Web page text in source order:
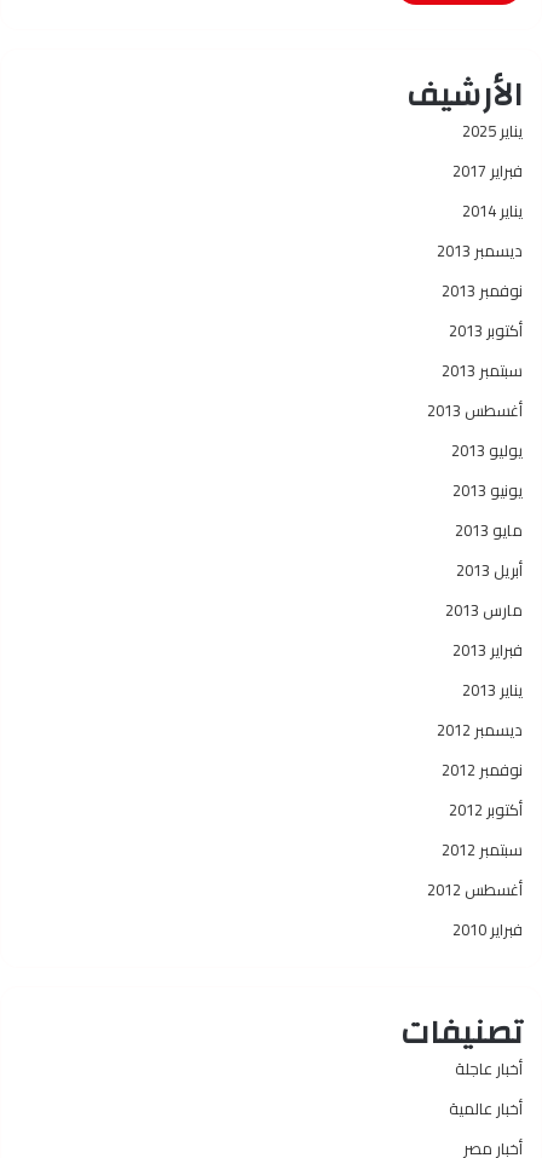
الأرشيف
يناير 2025
فبراير 2017
يناير 2014
ديسمبر 2013
نوفمبر 2013
أكتوبر 2013
سبتمبر 2013
أغسطس 2013
يوليو 2013
يونيو 2013
مايو 2013
أبريل 2013
مارس 2013
فبراير 2013
يناير 2013
ديسمبر 2012
نوفمبر 2012
أكتوبر 2012
سبتمبر 2012
أغسطس 2012
فبراير 2010
تصنيفات
أخبار عاجلة
أخبار عالمية
أخبار مصر